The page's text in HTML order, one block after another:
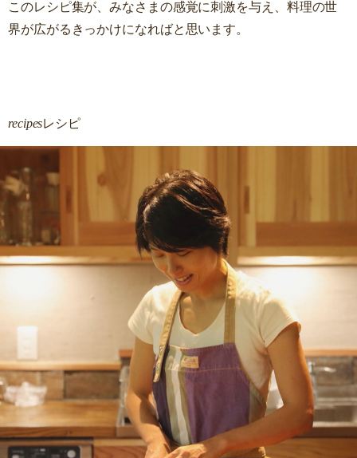
このレシピ集が、みなさまの感覚に刺激を与え、料理の世
界が広がるきっかけになればと思います。
recipesレシピ